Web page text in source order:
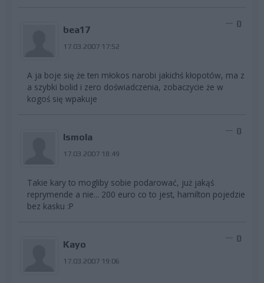
bea17
17.03.2007 17:52
0
A ja boje się że ten młokos narobi jakichś kłopotów, ma z
a szybki bolid i zero doświadczenia, zobaczycie że w
kogoś się wpakuje
Ismola
17.03.2007 18:49
0
Takie kary to mogliby sobie podarować, już jakąś
reprymende a nie... 200 euro co to jest, hamilton pojedzie
bez kasku :P
Kayo
17.03.2007 19:06
0